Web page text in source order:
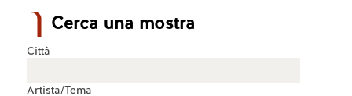
Cerca una mostra
Città
Artista/Tema